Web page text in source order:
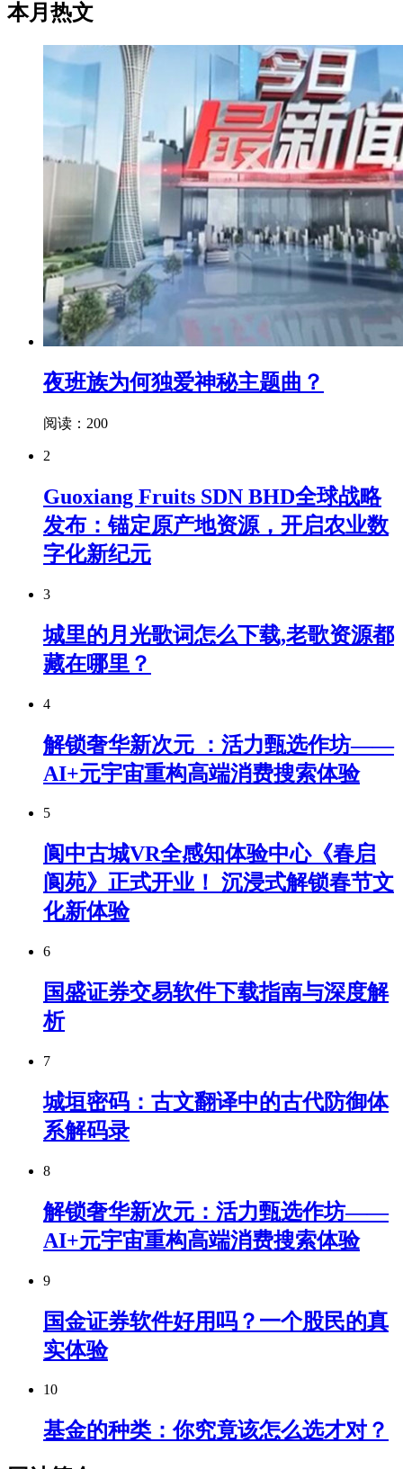
本月热文
夜班族为何独爱神秘主题曲？
阅读：200
2
Guoxiang Fruits SDN BHD全球战略
发布：锚定原产地资源，开启农业数
字化新纪元
3
城里的月光歌词怎么下载,老歌资源都
藏在哪里？
4
解锁奢华新次元 ：活力甄选作坊——
AI+元宇宙重构高端消费搜索体验
5
阆中古城VR全感知体验中心《春启
阆苑》正式开业！ 沉浸式解锁春节文
化新体验
6
国盛证券交易软件下载指南与深度解
析
7
城垣密码：古文翻译中的古代防御体
系解码录
8
解锁奢华新次元：活力甄选作坊——
AI+元宇宙重构高端消费搜索体验
9
国金证券软件好用吗？一个股民的真
实体验
10
基金的种类：你究竟该怎么选才对？